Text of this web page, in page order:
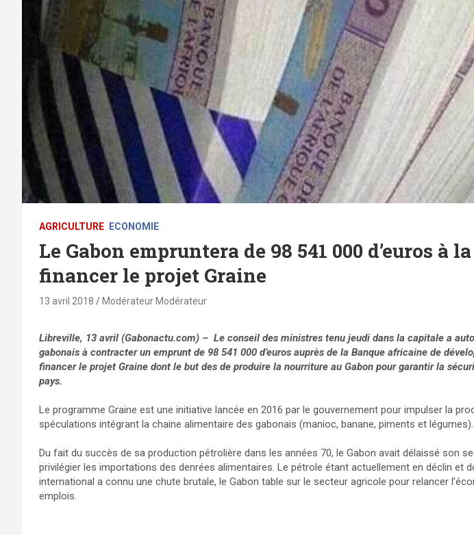
AGRICULTURE ECONOMIE
Le Gabon empruntera de 98 541 000 d’euros à
financer le projet Graine
13 avril 2018 Modérateur Modérateur
Libreville, 13 avril (Gabonactu.com) – Le conseil des ministres tenu jeudi dans la capitale a
gabonais à contracter un emprunt de 98 541 000 d’euros auprès de la Banque africaine de
financer le projet Graine dont le but des de produire la nourriture au Gabon pour garantir la
pays.
Le programme Graine est une initiative lancée en 2016 par le gouvernement pour impulser la
spéculations intégrant la chaine alimentaire des gabonais (manioc, banane, piments et légumes).
Du fait du succès de sa production pétrolière dans les années 70, le Gabon avait délaissé son
privilégier les importations des denrées alimentaires. Le pétrole étant actuellement en déclin et
international a connu une chute brutale, le Gabon table sur le secteur agricole pour relancer
emplois.